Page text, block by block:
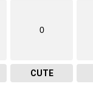
0
CUTE